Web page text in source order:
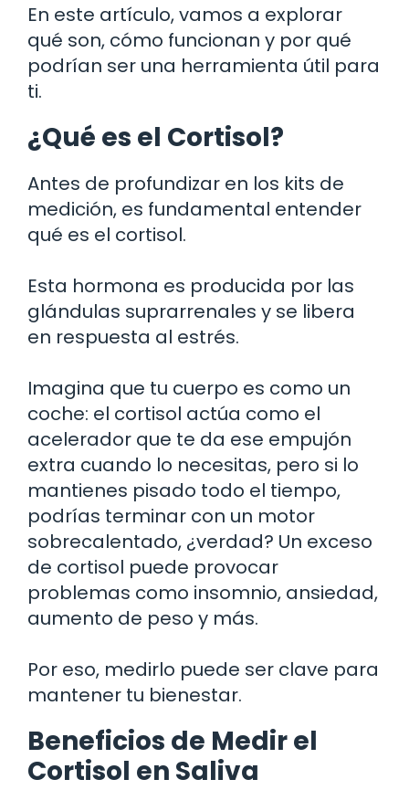
En este artículo, vamos a explorar
qué son, cómo funcionan y por qué
podrían ser una herramienta útil para
ti.
¿Qué es el Cortisol?
Antes de profundizar en los kits de
medición, es fundamental entender
qué es el cortisol.
Esta hormona es producida por las
glándulas suprarrenales y se libera
en respuesta al estrés.
Imagina que tu cuerpo es como un
coche: el cortisol actúa como el
acelerador que te da ese empujón
extra cuando lo necesitas, pero si lo
mantienes pisado todo el tiempo,
podrías terminar con un motor
sobrecalentado, ¿verdad? Un exceso
de cortisol puede provocar
problemas como insomnio, ansiedad,
aumento de peso y más.
Por eso, medirlo puede ser clave para
mantener tu bienestar.
Beneficios de Medir el
Cortisol en Saliva